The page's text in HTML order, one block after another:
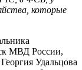
которые
МВД России,
Удальцова